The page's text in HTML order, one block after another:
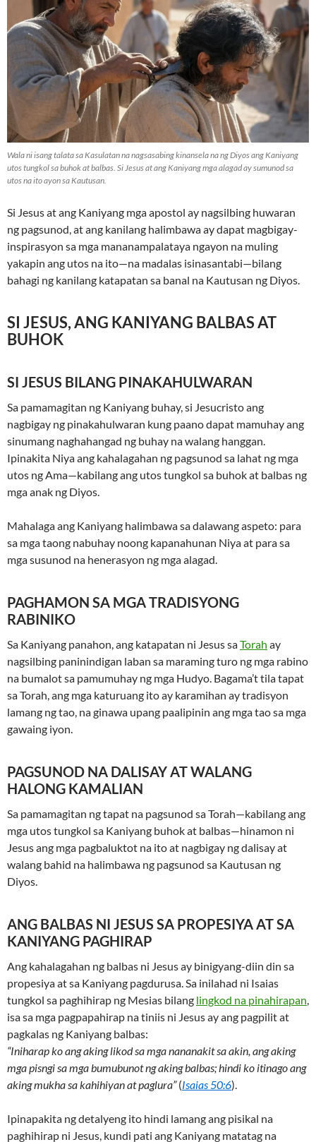
Wala ni isang talata sa Kasulatan na nagsasabing kinansela na ng Diyos ang Kaniyang
utos tungkol sa buhok at balbas. Si Jesus at ang Kaniyang mga alagad ay sumunod sa
utos na ito ayon sa Kautusan.
Si Jesus at ang Kaniyang mga apostol ay nagsilbing huwaran
ng pagsunod, at ang kanilang halimbawa ay dapat magbigay-
inspirasyon sa mga mananampalataya ngayon na muling
yakapin ang utos na ito—na madalas isinasantabi—bilang
bahagi ng kanilang katapatan sa banal na Kautusan ng Diyos.
SI JESUS, ANG KANIYANG BALBAS AT
BUHOK
SI JESUS BILANG PINAKAHULWARAN
Sa pamamagitan ng Kaniyang buhay, si Jesucristo ang
nagbigay ng pinakahulwaran kung paano dapat mamuhay ang
sinumang naghahangad ng buhay na walang hanggan.
Ipinakita Niya ang kahalagahan ng pagsunod sa lahat ng mga
utos ng Ama—kabilang ang utos tungkol sa buhok at balbas ng
mga anak ng Diyos.
Mahalaga ang Kaniyang halimbawa sa dalawang aspeto: para
sa mga taong nabuhay noong kapanahunan Niya at para sa
mga susunod na henerasyon ng mga alagad.
PAGHAMON SA MGA TRADISYONG
RABINIKO
Sa Kaniyang panahon, ang katapatan ni Jesus saTorah ay
nagsilbing paninindigan laban sa maraming turo ng mga rabino
na bumalot sa pamumuhay ng mga Hudyo. Bagama’t tila tapat
sa Torah, ang mga katuruang ito ay karamihan ay tradisyon
lamang ng tao, na ginawa upang paalipinin ang mga tao sa mga
gawaing iyon.
PAGSUNOD NA DALISAY AT WALANG
HALONG KAMALIAN
Sa pamamagitan ng tapat na pagsunod sa Torah—kabilang ang
mga utos tungkol sa Kaniyang buhok at balbas—hinamon ni
Jesus ang mga pagbaluktot na ito at nagbigay ng dalisay at
walang bahid na halimbawa ng pagsunod sa Kautusan ng
Diyos.
ANG BALBAS NI JESUS SA PROPESIYA AT SA
KANIYANG PAGHIRAP
Ang kahalagahan ng balbas ni Jesus ay binigyang-diin din sa
propesiya at sa Kaniyang pagdurusa. Sa inilahad ni Isaias
tungkol sa paghihirap ng Mesias bilang lingkod na pinahirapan,
isa sa mga pagpapahirap na tiniis ni Jesus ay ang pagpilit at
pagkalas ng Kaniyang balbas:
“Iniharap ko ang aking likod sa mga nananakit sa akin, ang aking
mga pisngi sa mga bumubunot ng aking balbas; hindi ko itinago ang
aking mukha sa kahihiyan at paglura”(Isaias 50:6).
Ipinapakita ng detalyeng ito hindi lamang ang pisikal na
paghihirap ni Jesus, kundi pati ang Kaniyang matatag na